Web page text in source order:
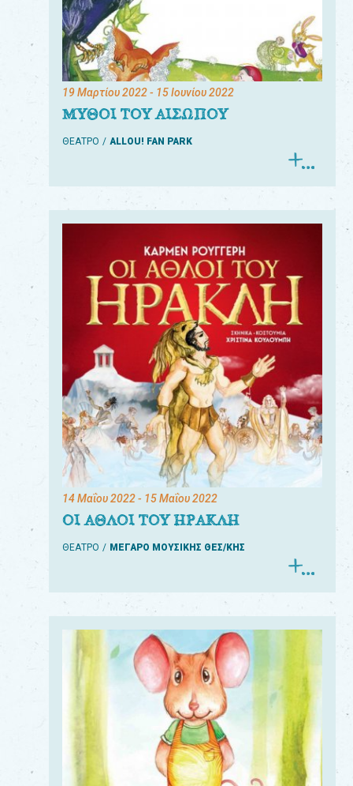
19 Μαρτίου 2022- 15 Ιουνίου 2022
ΜΥΘΟΙ ΤΟΥ ΑΙΣΩΠΟΥ
ΘΕΑΤΡΟ ALLOU! FAN PARK
14 Μαΐου 2022- 15 Μαΐου 2022
ΟΙ ΑΘΛΟΙ ΤΟΥ ΗΡΑΚΛΗ
ΘΕΑΤΡΟ ΜΕΓΑΡΟ ΜΟΥΣΙΚΗΣ ΘΕΣ/ΚΗΣ